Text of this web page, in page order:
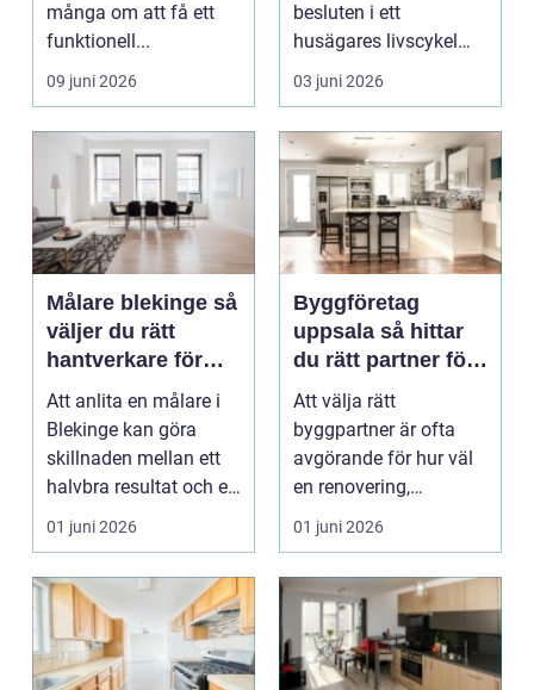
många om att få ett
funktionell...
09 juni 2026
besluten i ett
husägares livscykel
med sitt hem. Rätt f...
03 juni 2026
Målare blekinge så
väljer du rätt
hantverkare för
ditt projekt
Att anlita en målare i
Blekinge kan göra
skillnaden mellan ett
halvbra resultat och ett
hem eller en...
01 juni 2026
Byggföretag
uppsala så hittar
du rätt partner för
renovering och
ombyggnad
Att välja rätt
byggpartner är ofta
avgörande för hur väl
en renovering,
ombyggnad eller
tillbyggnad ...
01 juni 2026